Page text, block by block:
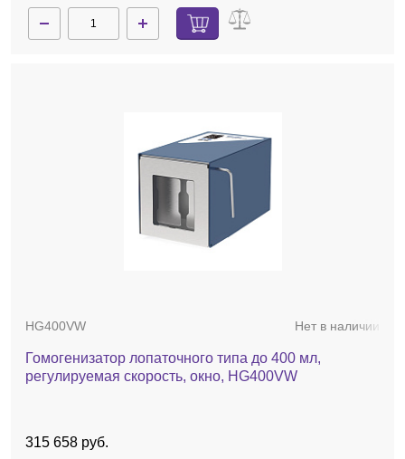
HG400VW Нет в наличии
Гомогенизатор лопаточного типа до 400 мл,
регулируемая скорость, окно, HG400VW
315 658 руб.